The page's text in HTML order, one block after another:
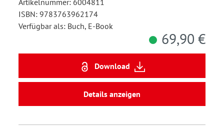
Artikelnummer: 6004811
ISBN: 9783763962174
Verfügbar als: Buch, E-Book
69,90 €
Download
Details anzeigen